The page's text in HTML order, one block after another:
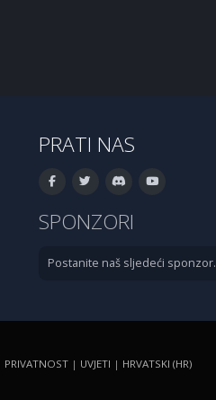
PRATI NAS
SPONZORI
Postanite naš sljedeći sponzor.
PRIVATNOST | UVJETI | HRVATSKI (HR)